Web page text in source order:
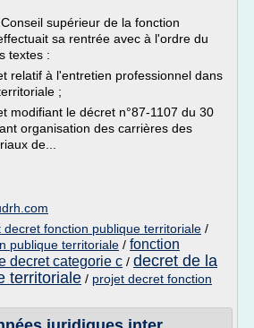
supérieur de la fonction
sa rentrée avec à l'ordre du
textes :
relatif à l'entretien professionnel dans
;
modifiant le décret n°87-1107 du 30
organisation des carrières des
de...
decret fonction publique territoriale /
publique territoriale / fonction
decret categorie c / decret de la
territoriale / projet decret fonction